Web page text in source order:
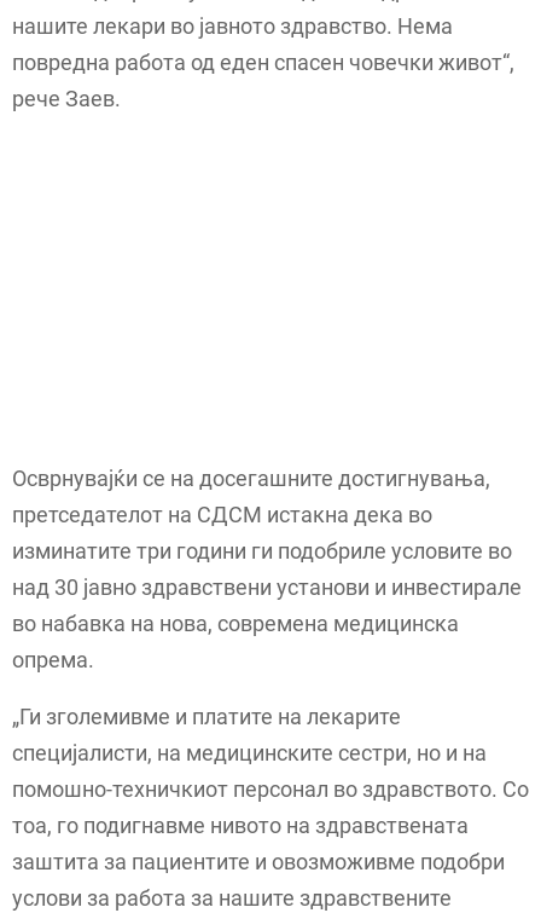
нашите лекари во јавното здравство. Нема
повредна работа од еден спасен човечки живот“,
рече Заев.
Осврнувајќи се на досегашните достигнувања,
претседателот на СДСМ истакна дека во
изминатите три години ги подобриле условите во
над 30 јавно здравствени установи и инвестирале
во набавка на нова, современа медицинска
опрема.
„Ги зголемивме и платите на лекарите
специјалисти, на медицинските сестри, но и на
помошно-техничкиот персонал во здравството. Со
тоа, го подигнавме нивото на здравствената
заштита за пациентите и овозможивме подобри
услови за работа за нашите здравствените